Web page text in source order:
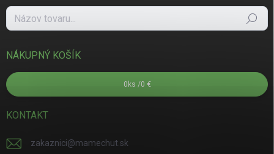
Hľadať
NÁKUPNÝ KOŠÍK
0 ks /0 €
KONTAKT
zakaznici@mamechut.sk